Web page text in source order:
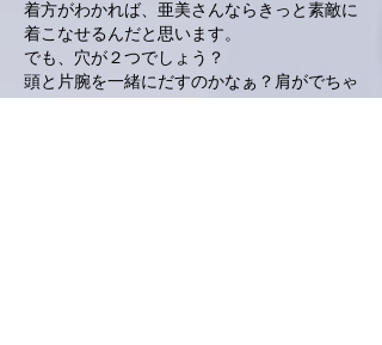
着方がわかれば、亜美さんならきっと素敵に
着こなせるんだと思います。
でも、穴が２つでしょう？
頭と片腕を一緒にだすのかなぁ？肩がでちゃ